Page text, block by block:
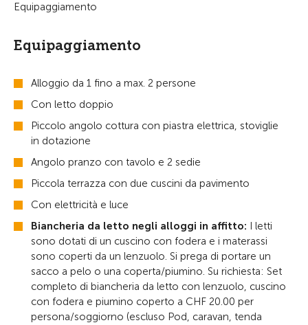
Equipaggiamento
Equipaggiamento
Alloggio da 1 fino a max. 2 persone
Con letto doppio
Piccolo angolo cottura con piastra elettrica, stoviglie
in dotazione
Angolo pranzo con tavolo e 2 sedie
Piccola terrazza con due cuscini da pavimento
Con elettricità e luce
Biancheria da letto negli alloggi in affitto: I letti
sono dotati di un cuscino con fodera e i materassi
sono coperti da un lenzuolo. Si prega di portare un
sacco a pelo o una coperta/piumino. Su richiesta: Set
completo di biancheria da letto con lenzuolo, cuscino
con fodera e piumino coperto a CHF 20.00 per
persona/soggiorno (escluso Pod, caravan, tenda